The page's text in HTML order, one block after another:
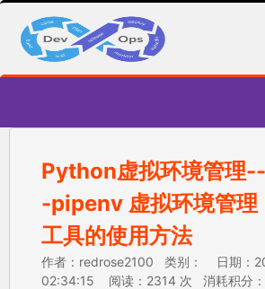
Python虚拟环境管理
-pipenv 虚拟环境管理
工具的使用方法
作者：redrose2100 类别： 日期：
02:34:15 阅读：2314 次 消耗积分